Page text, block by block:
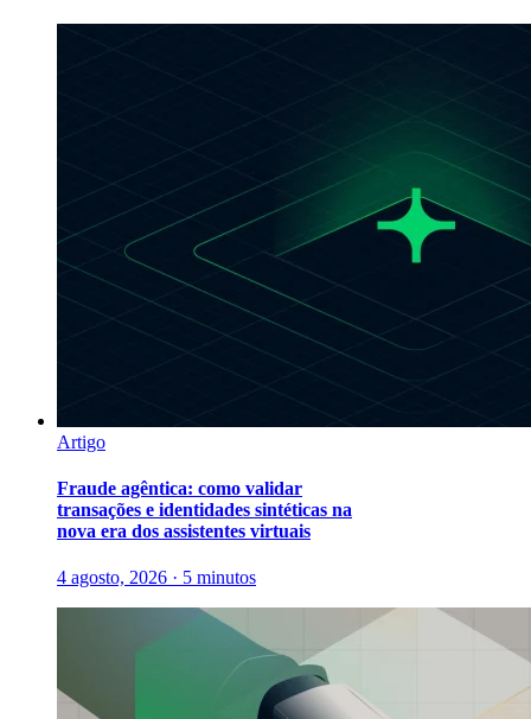
Artigo
Fraude agêntica: como validar
transações e identidades sintéticas na
nova era dos assistentes virtuais
4 agosto, 2026 · 5 minutos